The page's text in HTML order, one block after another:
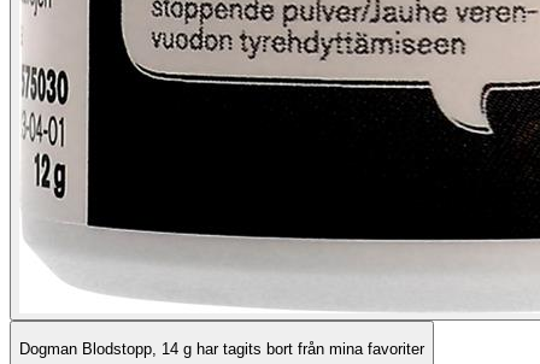
Dogman Blodstopp, 14 g har tagits bort från mina favoriter